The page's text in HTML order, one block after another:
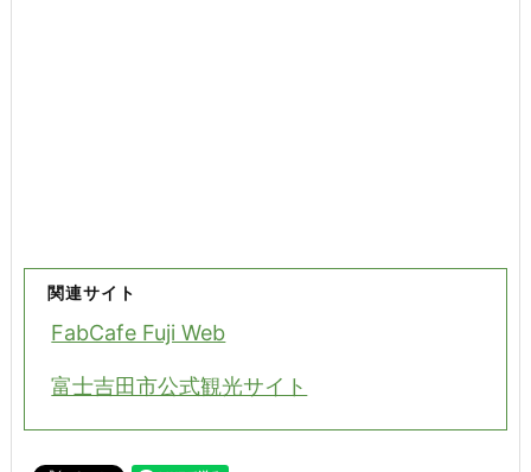
関連サイト
FabCafe Fuji Web
富士吉田市公式観光サイト